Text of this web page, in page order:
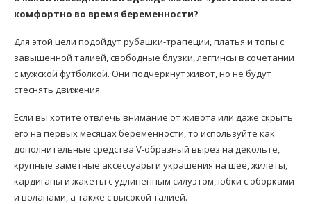
комфортно во время беременности?
Для этой цели подойдут рубашки-трапеции, платья и топы с
завышенной талией, свободные блузки, леггинсы в сочетании
с мужской футболкой. Они подчеркнут живот, но не будут
стеснять движения.
Если вы хотите отвлечь внимание от живота или даже скрыть
его на первых месяцах беременности, то используйте как
дополнительные средства V-образный вырез на декольте,
крупные заметные аксессуары и украшения на шее, жилеты,
кардиганы и жакеты с удлиненным силуэтом, юбки с оборками
и воланами, а также с высокой талией.